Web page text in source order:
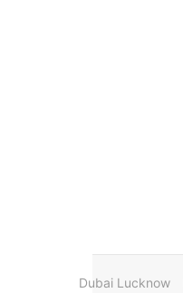
Dubai Lucknow